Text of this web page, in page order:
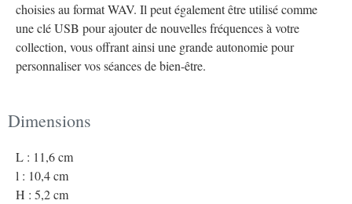
choisies au format WAV. Il peut également être utilisé comme
une clé USB pour ajouter de nouvelles fréquences à votre
collection, vous offrant ainsi une grande autonomie pour
personnaliser vos séances de bien-être.
Dimensions
L : 11,6 cm
l : 10,4 cm
H : 5,2 cm